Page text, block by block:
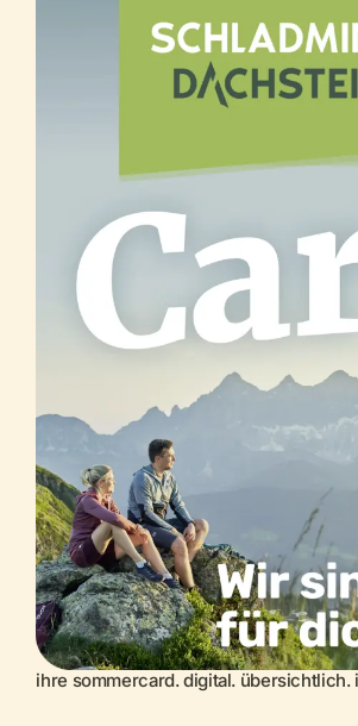
ihre sommercard. digital. übersichtlich.